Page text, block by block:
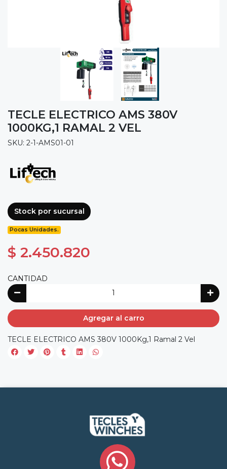
TECLE ELECTRICO AMS 380V
1000KG,1 RAMAL 2 VEL
SKU: 2-1-AMS01-01
Stock por sucursal
Pocas Unidades.
$ 2.450.820
CANTIDAD
Agregar al carro
TECLE ELECTRICO AMS 380V 1000Kg,1 Ramal 2 Vel